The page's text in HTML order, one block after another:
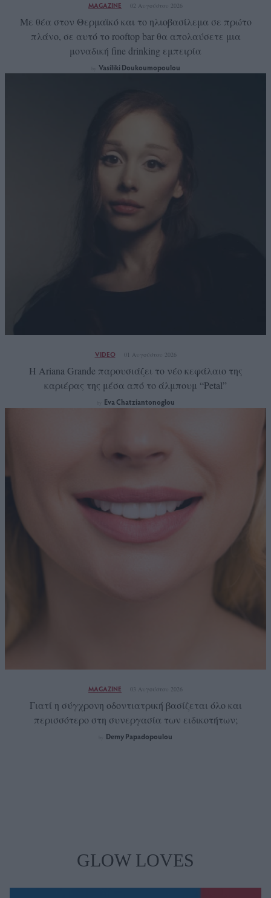
MAGAZINE 02 Αυγούστου 2026
Με θέα στον Θερμαϊκό και το ηλιοβασίλεμα σε πρώτο
πλάνο, σε αυτό το rooftop bar θα απολαύσετε μια
μοναδική fine drinking εμπειρία
Vasiliki Doukoumopoulou
VIDEO 01 Αυγούστου 2026
Η Ariana Grande παρουσιάζει το νέο κεφάλαιο της
καριέρας της μέσα από το άλμπουμ “Petal”
Eva Chatziantonoglou
MAGAZINE 03 Αυγούστου 2026
Γιατί η σύγχρονη οδοντιατρική βασίζεται όλο και
περισσότερο στη συνεργασία των ειδικοτήτων;
Demy Papadopoulou
GLOW LOVES